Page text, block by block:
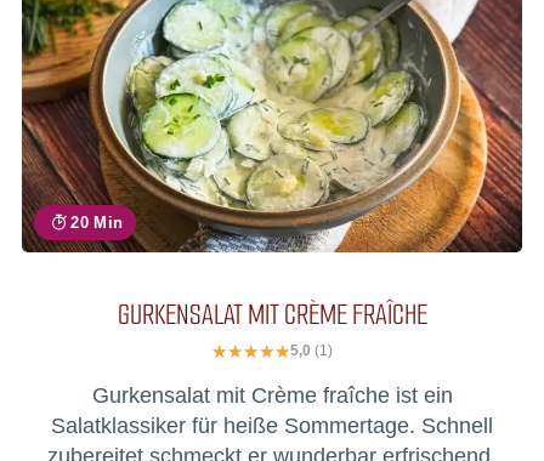
20 Min
GURKENSALAT MIT CRÈME FRAÎCHE
5,0 (1)
Gurkensalat mit Crème fraîche ist ein
Salatklassiker für heiße Sommertage. Schnell
zubereitet schmeckt er wunderbar erfrischend.